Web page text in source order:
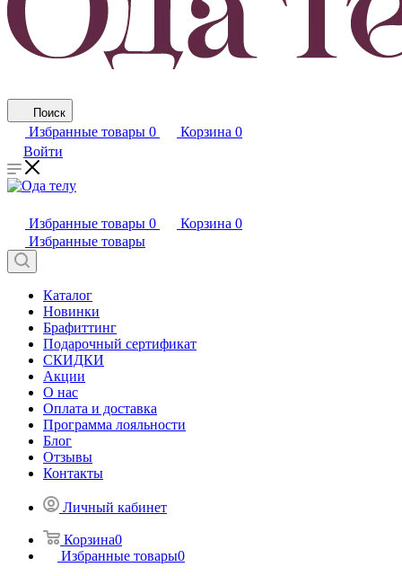
Поиск
Избранные товары 0 Корзина 0
Войти
Избранные товары 0 Корзина 0
Избранные товары
Каталог
Новинки
Брафиттинг
Подарочный сертификат
СКИДКИ
Акции
О нас
Оплата и доставка
Программа лояльности
Блог
Отзывы
Контакты
Личный кабинет
Корзина0
Избранные товары0